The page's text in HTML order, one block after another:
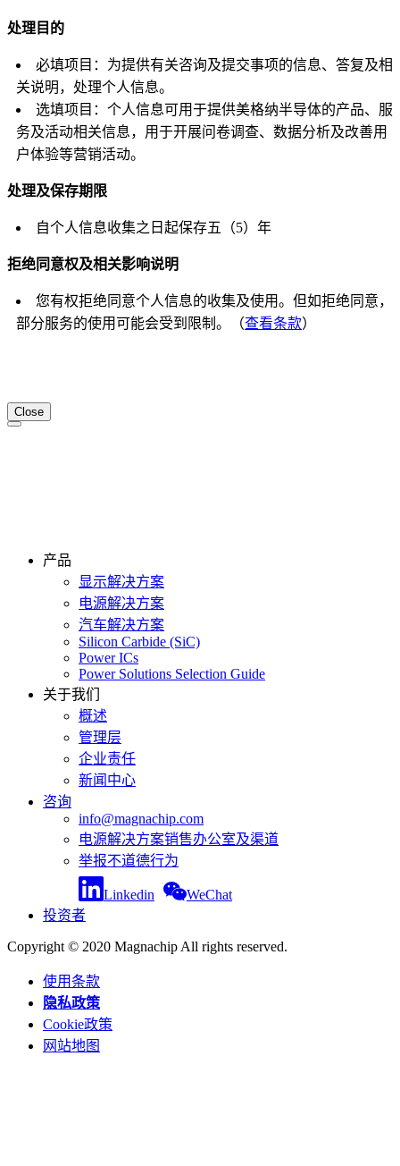
处理目的
必填项目：为提供有关咨询及提交事项的信息、答复及相
关说明，处理个人信息。
选填项目：个人信息可用于提供美格纳半导体的产品、服
务及活动相关信息，用于开展问卷调查、数据分析及改善用
户体验等营销活动。
处理及保存期限
自个人信息收集之日起保存五（5）年
拒绝同意权及相关影响说明
您有权拒绝同意个人信息的收集及使用。但如拒绝同意，
部分服务的使用可能会受到限制。（查看条款）
Close
产品
显示解决方案
电源解决方案
汽车解决方案
Silicon Carbide (SiC)
Power ICs
Power Solutions Selection Guide
关于我们
概述
管理层
企业责任
新闻中心
咨询
info@magnachip.com
电源解决方案销售办公室及渠道
举报不道德行为
Linkedin
WeChat
投资者
Copyright © 2020 Magnachip All rights reserved.
使用条款
隐私政策
Cookie政策
网站地图